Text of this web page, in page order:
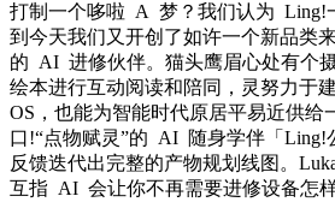
打制一个哆啦 A 梦？我们认为 Ling!
到今天我们又开创了如许一个新品
的 AI 进修伙伴。猫头鹰眉心处有个
绘本进行互动阅读和陪同，灵努力于
OS，也能为智能时代原居平易近供给
口!“点物赋灵”的 AI 随身学伴「Ling!
反馈迭代出完整的产物规划线图。
互指 AI 会让你不再需要进修设备怎